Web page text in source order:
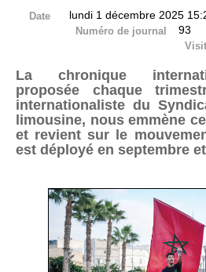
Date lundi 1 décembre 2025
Numéro de journal 93
La chronique
proposée chaque
internationaliste du
limousine, nous emmène
et revient sur le
est déployé en septembre